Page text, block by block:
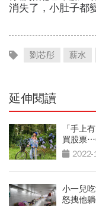
劉芯彤 薪水
延伸閱讀
「手上
買股票
2022-
小一兒
怒拽他